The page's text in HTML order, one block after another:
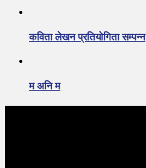
कविता लेखन प्रतियोगिता सम्पन्न
म अनि म